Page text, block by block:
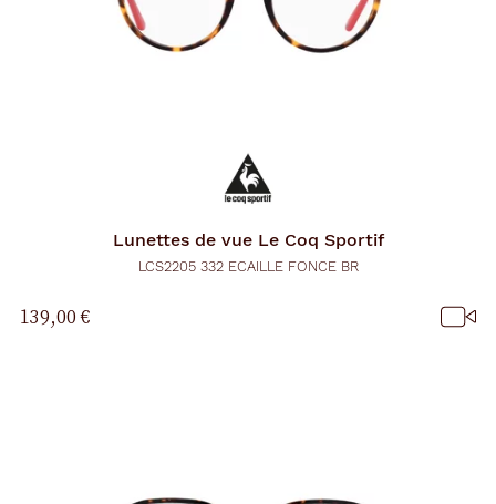
Lunettes de vue Le Coq Sportif
LCS2205 332 ECAILLE FONCE BR
139,00 €